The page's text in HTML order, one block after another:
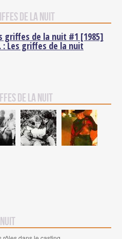
de la nuit
griffes de la nuit #1 [1985]
: Les griffes de la nuit
de la nuit